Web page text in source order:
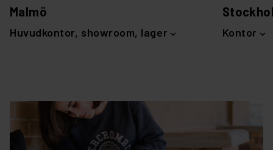
Malmö
Huvudkontor, showroom, lager Kontor